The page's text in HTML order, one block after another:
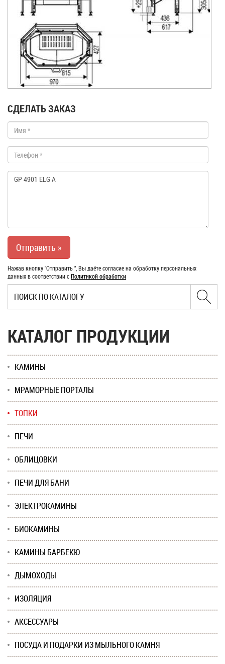
СДЕЛАТЬ ЗАКАЗ
Нажав кнопку "Отправить ", Вы даёте согласие на обработку персональных
данных в соответствии сПолитикой обработки
КАТАЛОГ ПРОДУКЦИИ
КАМИНЫ
МРАМОРНЫЕ ПОРТАЛЫ
ТОПКИ
ПЕЧИ
ОБЛИЦОВКИ
ПЕЧИ ДЛЯ БАНИ
ЭЛЕКТРОКАМИНЫ
БИОКАМИНЫ
КАМИНЫ БАРБЕКЮ
ДЫМОХОДЫ
ИЗОЛЯЦИЯ
АКСЕССУАРЫ
ПОСУДА И ПОДАРКИ ИЗ МЫЛЬНОГО КАМНЯ